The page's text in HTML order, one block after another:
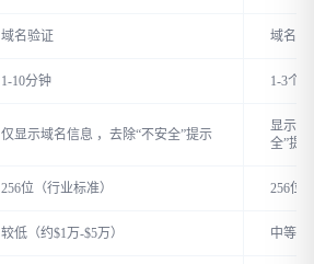
域名验证 域名验
1-10分钟 1-3个
仅显示域名信息 ，去除“不安全”提示
显示企
全”提示
256位（行业标准） 256位
较低（约$1万-$5万） 中等（